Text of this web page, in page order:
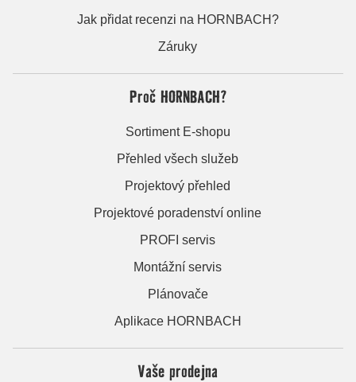
Jak přidat recenzi na HORNBACH?
Záruky
Proč HORNBACH?
Sortiment E-shopu
Přehled všech služeb
Projektový přehled
Projektové poradenství online
PROFI servis
Montážní servis
Plánovače
Aplikace HORNBACH
Vaše prodejna